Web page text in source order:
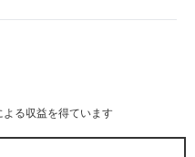
る収益を得ています